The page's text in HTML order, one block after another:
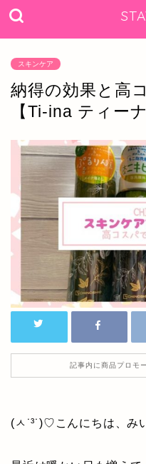
スキンケア
納得の効果と高
【Ti-ina ティー
記事内に商品プロモ
(ㅅ˙³˙)♡こんにちは、み